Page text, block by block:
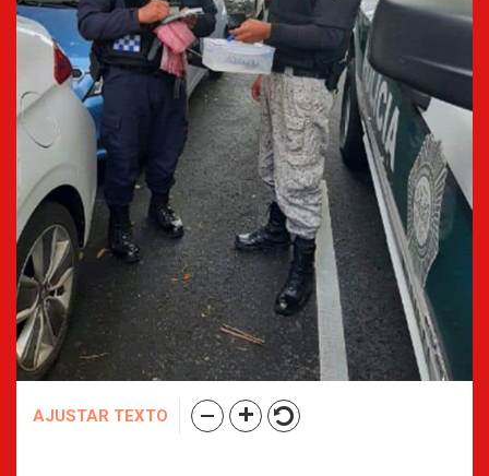
AJUSTAR TEXTO